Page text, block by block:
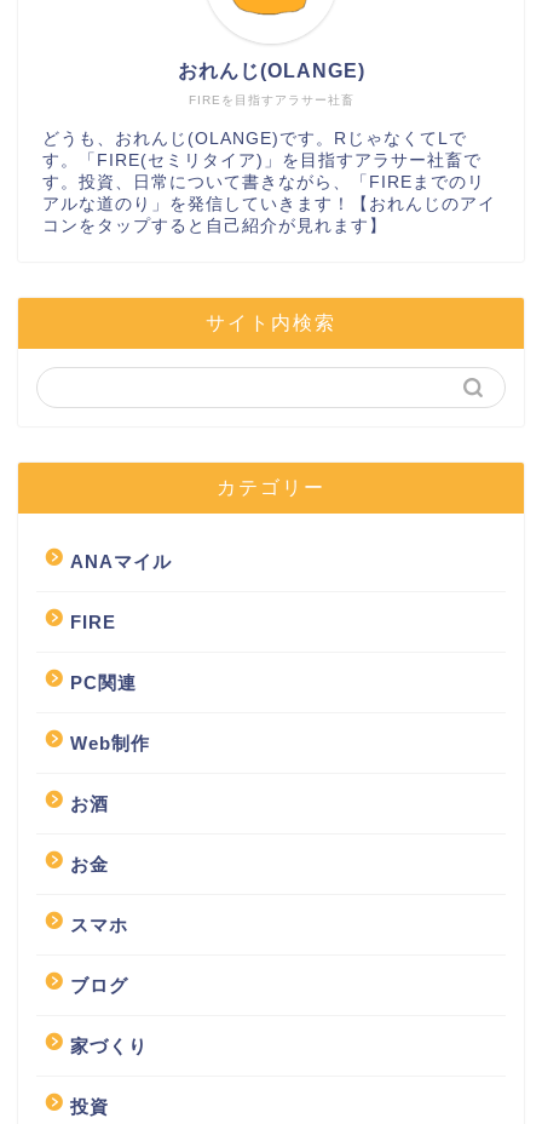
FIREを目指すアラサー社畜
おれんじ(OLANGE)
どうも、おれんじ(OLANGE)です。RじゃなくてLで
す。「FIRE(セミリタイア)」を目指すアラサー社畜で
す。投資、日常について書きながら、「FIREまでのリ
アルな道のり」を発信していきます！【おれんじのアイ
コンをタップすると自己紹介が見れます】
サイト内検索
カテゴリー
ANAマイル
FIRE
PC関連
Web制作
お酒
お金
スマホ
ブログ
家づくり
投資